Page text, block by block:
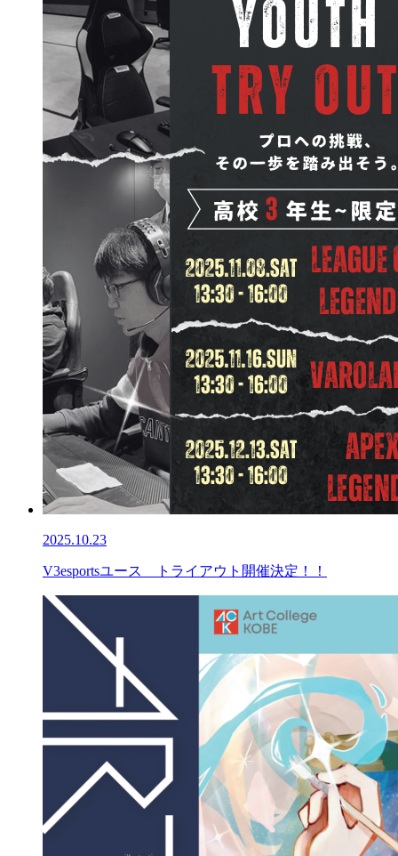
2025.10.23
V3esportsユース トライアウト開催決定！！